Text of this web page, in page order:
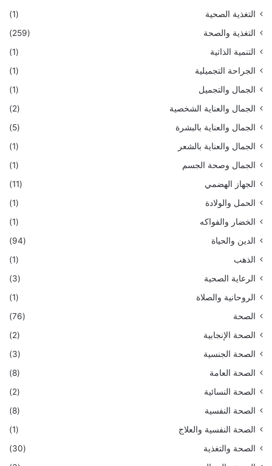
التغذية الصحية
(1)
التغذية والصحة
(259)
التنمية الذاتية
(1)
الجراحة التجميلية
(1)
الجمال والتجميل
(1)
الجمال والعناية الشخصية
(2)
الجمال والعناية بالبشرة
(5)
الجمال والعناية بالشعر
(1)
الجمال وصحة الجسم
(1)
الجهاز الهضمي
(11)
الحمل والولادة
(1)
الخضار والفواكه
(1)
الدين والحياة
(94)
الذهب
(1)
الرعاية الصحية
(3)
الروحانية والصلاة
(1)
الصحة
(76)
الصحة الإنجابية
(2)
الصحة الجنسية
(3)
الصحة العامة
(8)
الصحة النسائية
(2)
الصحة النفسية
(8)
الصحة النفسية والعلاج
(1)
الصحة والتغذية
(30)